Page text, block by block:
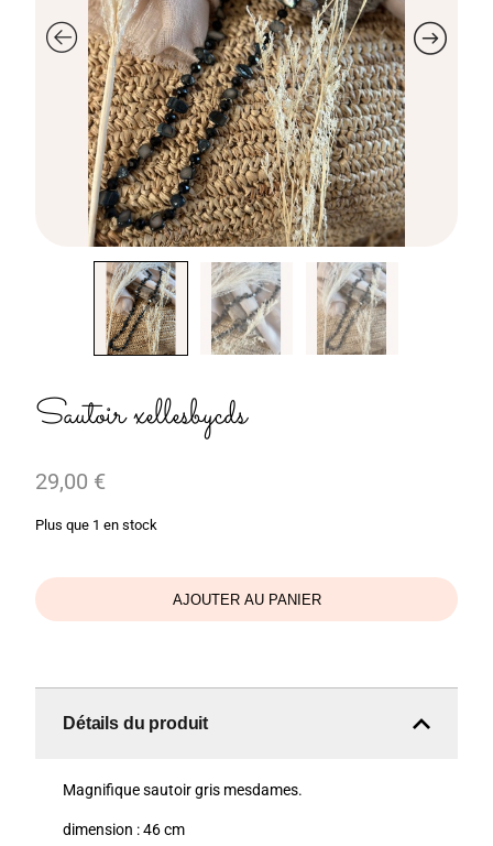
Sautoir xellesbycds
29,00 €
Plus que 1 en stock
AJOUTER AU PANIER
Détails du produit
Magnifique sautoir gris mesdames.
dimension : 46 cm